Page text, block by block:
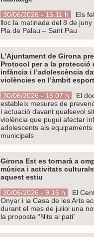
30/06/2026 - 15.11 h
Els
lloc la matinada del 8 de juny
Pla de Palau – Sant Pau
L’Ajuntament de Girona
Protocol per a la protecció
infància i l’adolescència
violències en l’àmbit
30/06/2026 - 15.07 h
El
estableix mesures de
i actuació davant qualsevol
violència que pugui afectar
adolescents als equipaments
municipals
Girona Est es tornarà a
música i activitats
aquest estiu
30/06/2026 - 9.16 h
El
Onyar i la Casa de les Arts
durant el mes de juliol una
la proposta “Nits al pati”